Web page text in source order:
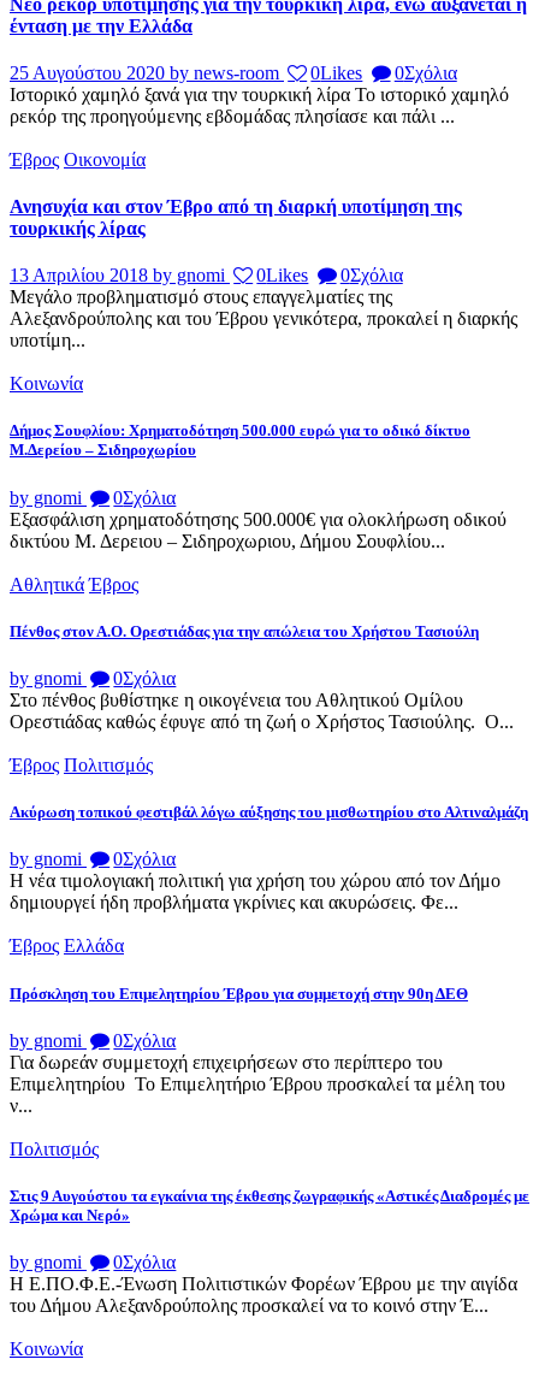
ένταση με την Ελλάδα
25 Αυγούστου 2020 by news-room 0Likes 0Σχόλια
Ιστορικό χαμηλό ξανά για την τουρκική λίρα Το ιστορικό χαμηλό
ρεκόρ της προηγούμενης εβδομάδας πλησίασε και πάλι ...
Έβρος Οικονομία
Ανησυχία και στον Έβρο από τη διαρκή υποτίμηση της
τουρκικής λίρας
13 Απριλίου 2018 by gnomi 0Likes 0Σχόλια
Μεγάλο προβληματισμό στους επαγγελματίες της
Αλεξανδρούπολης και του Έβρου γενικότερα, προκαλεί η διαρκής
υποτίμη...
Κοινωνία
Δήμος Σουφλίου: Χρηματοδότηση 500.000 ευρώ για το οδικό δίκτυο
Μ.Δερείου – Σιδηροχωρίου
by gnomi 0Σχόλια
Εξασφάλιση χρηματοδότησης 500.000€ για ολοκλήρωση οδικού
δικτύου Μ. Δερειου – Σιδηροχωριου, Δήμου Σουφλίου...
Αθλητικά Έβρος
Πένθος στον Α.Ο. Ορεστιάδας για την απώλεια του Χρήστου Τασιούλη
by gnomi 0Σχόλια
Στο πένθος βυθίστηκε η οικογένεια του Αθλητικού Ομίλου
Ορεστιάδας καθώς έφυγε από τη ζωή ο Χρήστος Τασιούλης. Ο...
Έβρος Πολιτισμός
Ακύρωση τοπικού φεστιβάλ λόγω αύξησης του μισθωτηρίου στο Αλτιναλμάζη
by gnomi 0Σχόλια
Η νέα τιμολογιακή πολιτική για χρήση του χώρου από τον Δήμο
δημιουργεί ήδη προβλήματα γκρίνιες και ακυρώσεις. Φε...
Έβρος Ελλάδα
Πρόσκληση του Επιμελητηρίου Έβρου για συμμετοχή στην 90η ΔΕΘ
by gnomi 0Σχόλια
Για δωρεάν συμμετοχή επιχειρήσεων στο περίπτερο του
Επιμελητηρίου Το Επιμελητήριο Έβρου προσκαλεί τα μέλη του
ν...
Πολιτισμός
Στις 9 Αυγούστου τα εγκαίνια της έκθεσης ζωγραφικής «Αστικές Διαδρομές με
Χρώμα και Νερό»
by gnomi 0Σχόλια
Η Ε.ΠΟ.Φ.Ε.-Ένωση Πολιτιστικών Φορέων Έβρου με την αιγίδα
του Δήμου Αλεξανδρούπολης προσκαλεί να το κοινό στην Έ...
Κοινωνία